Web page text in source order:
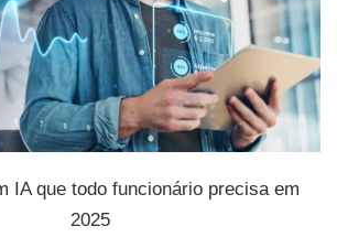
IA que todo funcionário precisa em
2025